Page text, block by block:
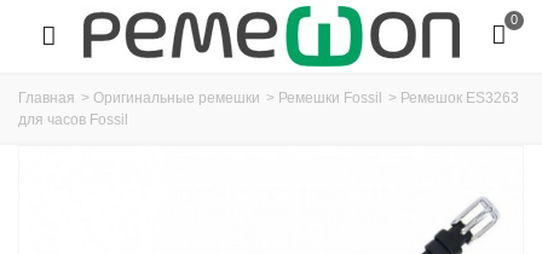
0
Главная > Оригинальные ремешки > Ремешки Fossil > Ремешок ES3263
для часов Fossil